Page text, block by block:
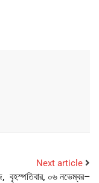
Next article
বৃহস্পতিবার, ০৬ নভেম্বর–